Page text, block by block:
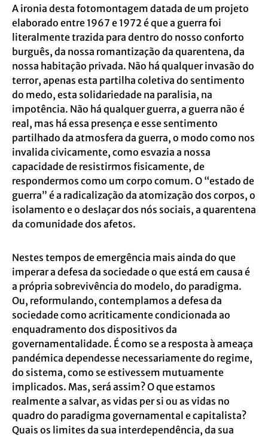
A ironia desta fotomontagem datada de um projeto
elaborado entre 1967 e 1972 é que a guerra foi
literalmente trazida para dentro do nosso conforto
burguês, da nossa romantização da quarentena, da
nossa habitação privada. Não há qualquer invasão do
terror, apenas esta partilha coletiva do sentimento
do medo, esta solidariedade na paralisia, na
impotência. Não há qualquer guerra, a guerra não é
real, mas há essa presença e esse sentimento
partilhado da atmosfera da guerra, o modo como nos
invalida civicamente, como esvazia a nossa
capacidade de resistirmos fisicamente, de
respondermos como um corpo comum. O “estado de
guerra” é a radicalização da atomização dos corpos, o
isolamento e o deslaçar dos nós sociais, a quarentena
da comunidade dos afetos.
Nestes tempos de emergência mais ainda do que
imperar a defesa da sociedade o que está em causa é
a própria sobrevivência do modelo, do paradigma.
Ou, reformulando, contemplamos a defesa da
sociedade como acriticamente condicionada ao
enquadramento dos dispositivos da
governamentalidade. É como se a resposta à ameaça
pandémica dependesse necessariamente do regime,
do sistema, como se estivessem mutuamente
implicados. Mas, será assim? O que estamos
realmente a salvar, as vidas per si ou as vidas no
quadro do paradigma governamental e capitalista?
Quais os limites da sua interdependência, da sua